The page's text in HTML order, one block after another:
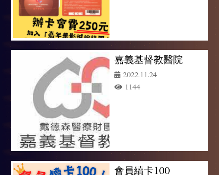
嘉義基督教醫院
2022.11.24
1144
會員續卡100